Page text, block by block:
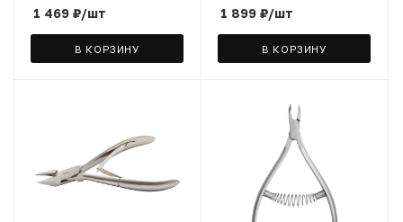
1 469 ₽/шт
В КОРЗИНУ
1 899 ₽/шт
В КОРЗИНУ